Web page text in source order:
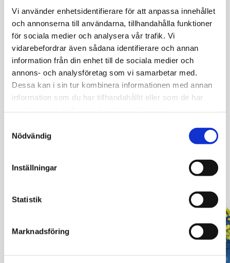
Vi använder enhetsidentifierare för att anpassa innehållet
och annonserna till användarna, tillhandahålla funktioner
för sociala medier och analysera vår trafik. Vi
vidarebefordrar även sådana identifierare och annan
information från din enhet till de sociala medier och
annons- och analysföretag som vi samarbetar med.
Dessa kan i sin tur kombinera informationen med annan
information som du har tillhandahållit eller som de har
Nödvändig
Inställningar
Statistik
Marknadsföring
Läs mer om IRM:s Vintergata-erbjudande och vad andra
CASE